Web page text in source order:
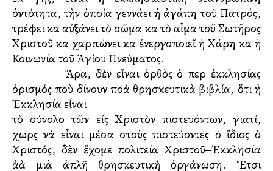
ὀντότητα, τὴν ὁποία γεννάει ἡ ἀγάπη τοῦ Πατρός,
τρέφει καὶ αὐξάνει τὸ σῶμα καὶ τὸ αἷμα τοῦ Σωτῆρος
Χριστοῦ καὶ χαριτώνει καὶ ἐνεργοποιεῖ ἡ Χάρη καὶ ἡ
Κοινωνία τοῦ Ἁγίου Πνεύματος.
Ἄρα, δὲν εἶναι ὀρθὸς ὁ περὶ ἐκκλησίας
ὁρισμός ποὺ δίνουν πολλὰ θρησκευτικὰ βιβλία, ὅτι ἡ
Ἐκκλησία εἶναι
τὸ σύνολο τῶν εἰς Χριστὸν πιστευόντων, γιατί,
χωρὶς νὰ εἶναι μέσα στοὺς πιστεύοντες ὁ ἴδιος ὁ
Χριστός, δὲν ἔχομε πολιτεία Χριστοῦ‒Ἐκκλησία
ἀλλὰ μιὰ ἁπλῆ θρησκευτικὴ ὀργάνωση. Ἔτσι